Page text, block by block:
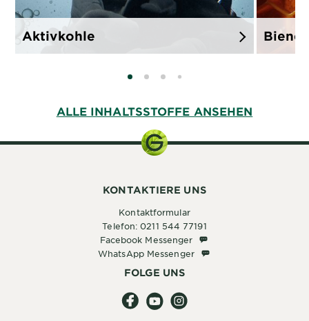
Aktivkohle
SLIDE 0
SLIDE 1
SLIDE 2
SLIDE 3
ALLE INHALTSSTOFFE ANSEHEN
KONTAKTIERE UNS
Kontaktformular
Telefon: 0211 544 77191
Facebook Messenger Facebook Messenger
WhatsApp MessengerWhatsApp Messenger
FOLGE UNS